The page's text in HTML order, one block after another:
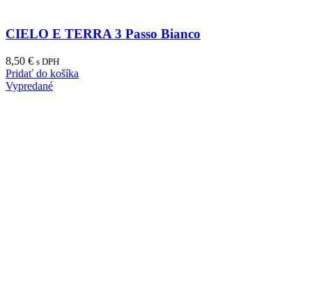
CIELO E TERRA 3 Passo Bianco
8,50 € s DPH
Pridať do košíka
Vypredané